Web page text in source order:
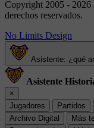
Copyright 2005 - 2026
derechos reservados.
No Limits Design
Asistente: ¿qué
Asistente
×
Jugadores
Partidos
Archivo Digital
Más